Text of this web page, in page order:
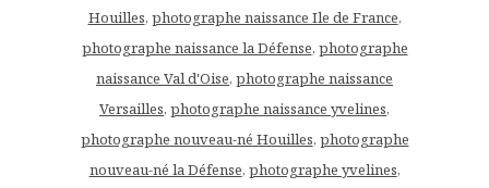
Houilles, photographe naissance Ile de France,
photographe naissance la Défense, photographe
naissance Val d'Oise, photographe naissance
Versailles, photographe naissance yvelines,
photographe nouveau-né Houilles, photographe
nouveau-né la Défense, photographe yvelines,